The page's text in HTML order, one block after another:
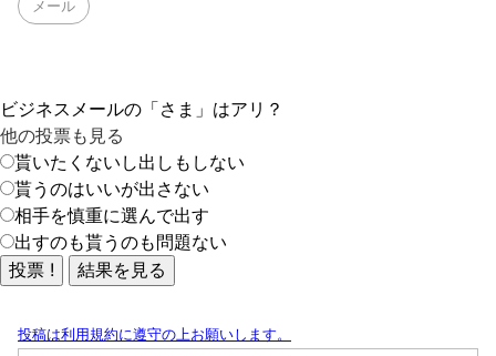
メール
ビジネスメールの「さま」はアリ？
他の投票も見る
貰いたくないし出しもしない
貰うのはいいが出さない
相手を慎重に選んで出す
出すのも貰うのも問題ない